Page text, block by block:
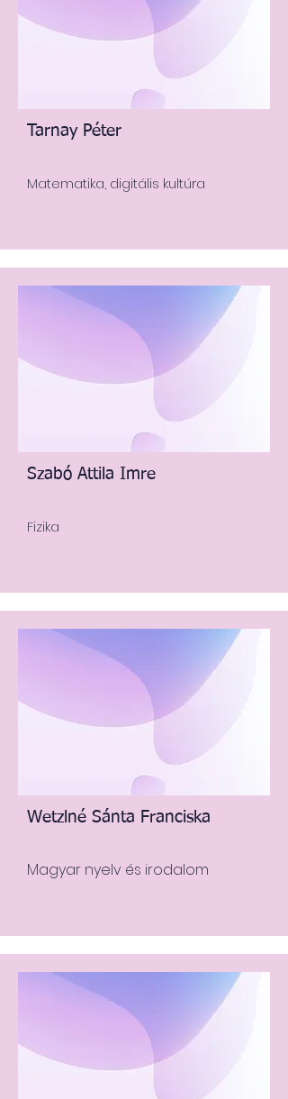
Tarnay Péter
Matematika, digitális kultúra
Szabó Attila Imre
Fizika
Wetzlné Sánta Franciska
Magyar nyelv és irodalom